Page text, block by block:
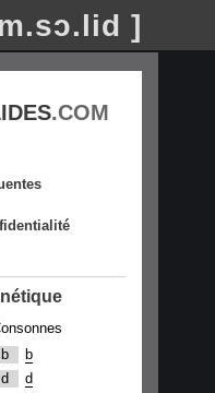
]
.COM
b
b
d
d